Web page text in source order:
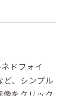
ドフォイ
ど、シンプル